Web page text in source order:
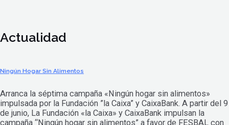
Actualidad
Ningún Hogar Sin Alimentos
Arranca la séptima campaña «Ningún hogar sin alimentos»
impulsada por la Fundación ”la Caixa” y CaixaBank. A partir del 9
de junio, La Fundación «la Caixa» y CaixaBank impulsan la
campaña “Ningún hogar sin alimentos” a favor de FESBAL con